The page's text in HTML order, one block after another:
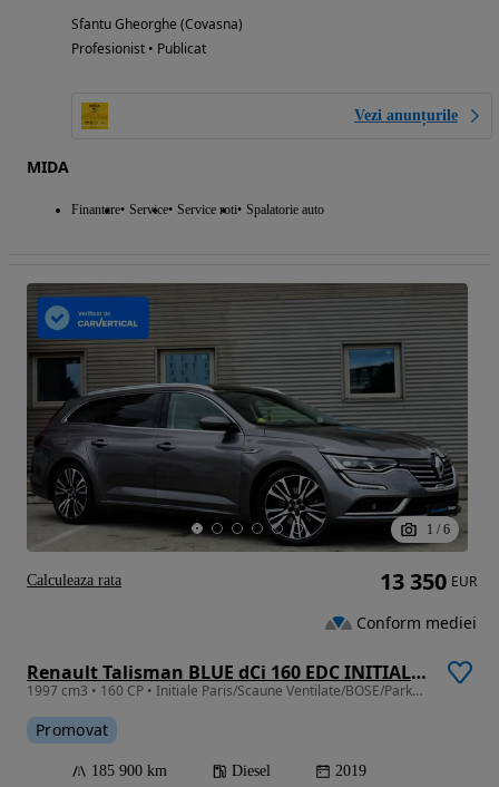
Sfantu Gheorghe (Covasna)
Profesionist • Publicat
Vezi anunțurile
MIDA
Finantare Service Service roti Spalatorie auto
1 / 6
Renault Talisman BLUE dCi 160 EDC INITIALE PARIS
1997 cm3 • 160 CP • Initiale Paris/Scaune Ventilate/BOSE/ParkAssist/4Control/GARANTIE 1 AN
Promovat
185 900 km Diesel 2019
13 350 EUR
Conform mediei
Calculeaza rata